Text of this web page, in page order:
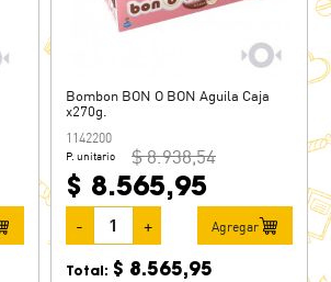
Bombon BON O BON Aguila Caja
x270g.
1142200
P. unitario $ 8.938,54
$ 8.565,95
- + Agregar
Total: $ 8.565,95